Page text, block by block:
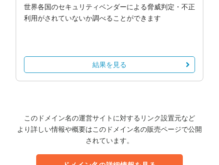
世界各国のセキュリティベンダーによる脅威判定・不正
利用がされていないか調べることができます
結果を見る
このドメイン名の運営サイトに対するリンク設置元など
より詳しい情報や概要はこのドメイン名の販売ページで公開
されています。